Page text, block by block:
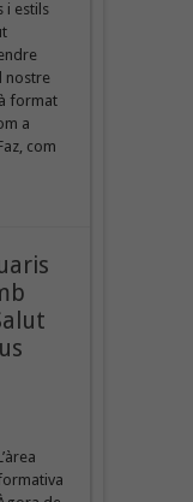
i estils
nostre
format
a
com